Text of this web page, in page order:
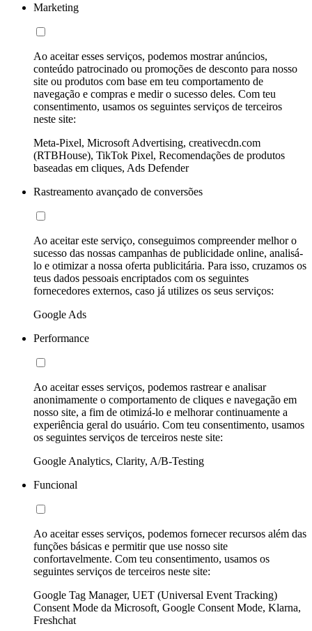
Marketing
Ao aceitar esses serviços, podemos mostrar anúncios,
conteúdo patrocinado ou promoções de desconto para nosso
site ou produtos com base em teu comportamento de
navegação e compras e medir o sucesso deles. Com teu
consentimento, usamos os seguintes serviços de terceiros
neste site:
Meta-Pixel, Microsoft Advertising, creativecdn.com
(RTBHouse), TikTok Pixel, Recomendações de produtos
baseadas em cliques, Ads Defender
Rastreamento avançado de conversões
Ao aceitar este serviço, conseguimos compreender melhor o
sucesso das nossas campanhas de publicidade online, analisá-
lo e otimizar a nossa oferta publicitária. Para isso, cruzamos os
teus dados pessoais encriptados com os seguintes
fornecedores externos, caso já utilizes os seus serviços:
Google Ads
Performance
Ao aceitar esses serviços, podemos rastrear e analisar
anonimamente o comportamento de cliques e navegação em
nosso site, a fim de otimizá-lo e melhorar continuamente a
experiência geral do usuário. Com teu consentimento, usamos
os seguintes serviços de terceiros neste site:
Google Analytics, Clarity, A/B-Testing
Funcional
Ao aceitar esses serviços, podemos fornecer recursos além das
funções básicas e permitir que use nosso site
confortavelmente. Com teu consentimento, usamos os
seguintes serviços de terceiros neste site:
Google Tag Manager, UET (Universal Event Tracking)
Consent Mode da Microsoft, Google Consent Mode, Klarna,
Freshchat